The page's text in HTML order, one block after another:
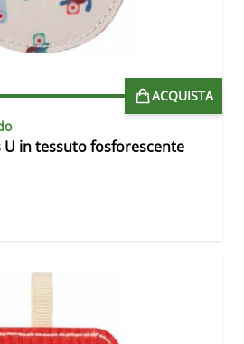
ACQUISTA
in tessuto fosforescente